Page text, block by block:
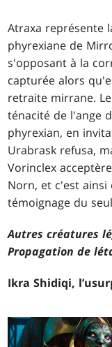
Atraxa représente
phyrexiane de
s'opposant à la
capturée alors
retraite mirrane.
ténacité de l'ange
phyrexian, en
Urabrask refusa,
Vorinclex
Norn, et c'est
témoignage du
Autres créatures
Propagation de
Ikra Shidiqi,